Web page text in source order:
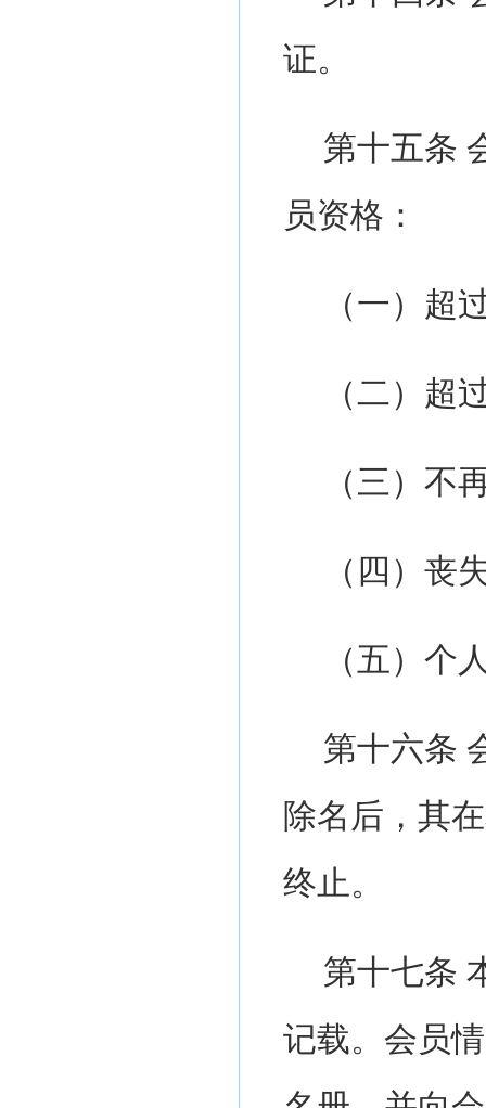
证。
第十五条
员资格：
（一）超
（二）超
（三）不
（四）丧
（五）个
第十六条
除名后，其
终止。
第十七条
记载。会员